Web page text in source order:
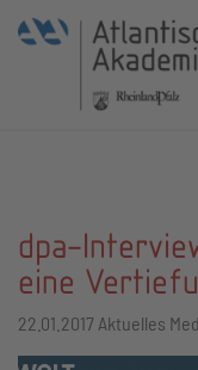
dpa-
eine
22.01.2017 Aktuelles